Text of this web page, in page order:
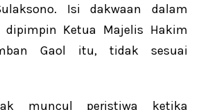
Isi dakwaan dalam
dipimpin Ketua Majelis Hakim
Gaol itu, tidak sesuai
muncul peristiwa ketika